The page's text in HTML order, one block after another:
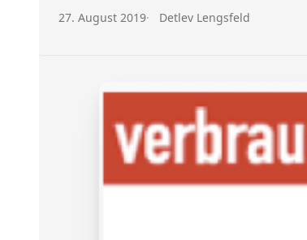
Veröffentlicht am:
27. August 2019 Autor:
Detlev Lengsfeld